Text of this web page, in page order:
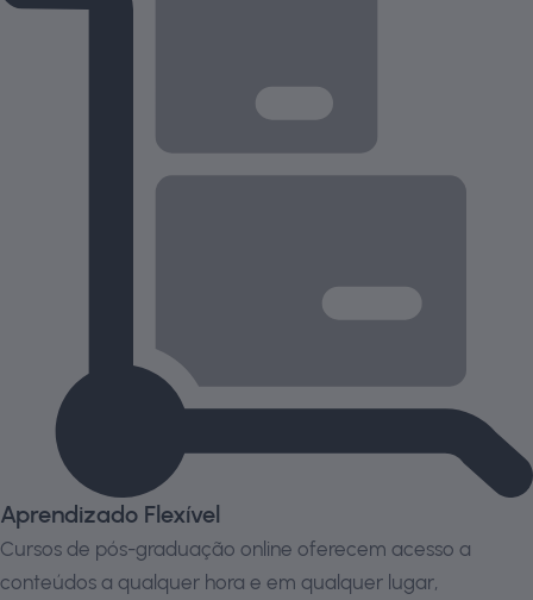
Aprendizado Flexível
Cursos de pós-graduação online oferecem acesso a
conteúdos a qualquer hora e em qualquer lugar,